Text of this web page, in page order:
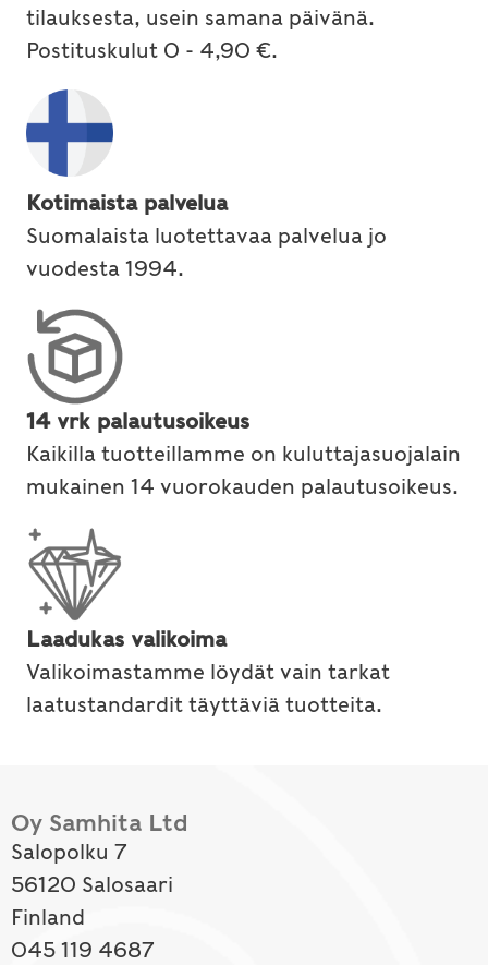
tilauksesta, usein samana päivänä.
Postituskulut 0 - 4,90 €.
Kotimaista palvelua
Suomalaista luotettavaa palvelua jo
vuodesta 1994.
14 vrk palautusoikeus
Kaikilla tuotteillamme on kuluttajasuojalain
mukainen 14 vuorokauden palautusoikeus.
Laadukas valikoima
Valikoimastamme löydät vain tarkat
laatustandardit täyttäviä tuotteita.
Oy Samhita Ltd
Salopolku 7
56120 Salosaari
Finland
045 119 4687